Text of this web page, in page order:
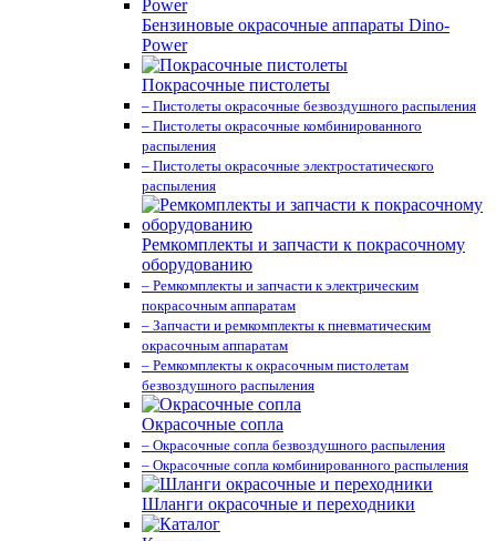
Бензиновые окрасочные аппараты Dino-
Power
Покрасочные пистолеты
– Пистолеты окрасочные безвоздушного распыления
– Пистолеты окрасочные комбинированного
распыления
– Пистолеты окрасочные электростатического
распыления
Ремкомплекты и запчасти к покрасочному
оборудованию
– Ремкомплекты и запчасти к электрическим
покрасочным аппаратам
– Запчасти и ремкомплекты к пневматическим
окрасочным аппаратам
– Ремкомплекты к окрасочным пистолетам
безвоздушного распыления
Окрасочные сопла
– Окрасочные сопла безвоздушного распыления
– Окрасочные сопла комбинированного распыления
Шланги окрасочные и переходники